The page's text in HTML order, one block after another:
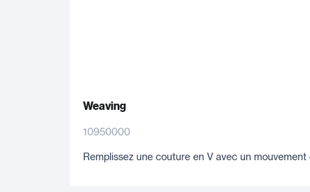
Weaving
10950000
Remplissez une couture en V avec un mouvement